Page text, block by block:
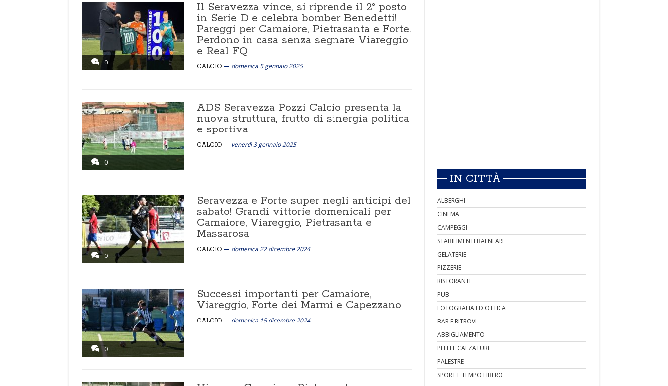
0
Il Seravezza vince, si riprende il 2° posto
in Serie D e celebra bomber Benedetti!
Pareggi per Camaiore, Pietrasanta e Forte.
Perdono in casa senza segnare Viareggio
e Real FQ
CALCIO domenica 5 gennaio 2025
0
ADS Seravezza Pozzi Calcio presenta la
nuova struttura, frutto di sinergia politica
e sportiva
CALCIO venerdì 3 gennaio 2025
0
Seravezza e Forte super negli anticipi del
sabato! Grandi vittorie domenicali per
Camaiore, Viareggio, Pietrasanta e
Massarosa
CALCIO domenica 22 dicembre 2024
0
Successi importanti per Camaiore,
Viareggio, Forte dei Marmi e Capezzano
CALCIO domenica 15 dicembre 2024
IN CITTÀ
ALBERGHI
CINEMA
CAMPEGGI
STABILIMENTI BALNEARI
GELATERIE
PIZZERIE
RISTORANTI
PUB
FOTOGRAFIA ED OTTICA
BAR E RITROVI
ABBIGLIAMENTO
PELLI E CALZATURE
PALESTRE
SPORT E TEMPO LIBERO